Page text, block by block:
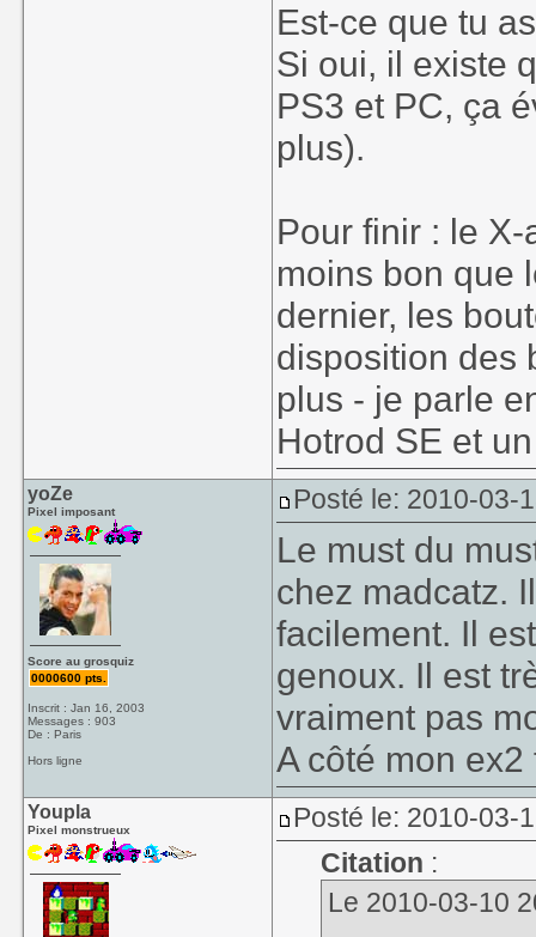
Est-ce que tu
Si oui, il existe
PS3 et PC, ça
plus).
Pour finir : le
moins bon que
dernier, les
disposition des
plus - je parle
Hotrod SE et
yoZe
Pixel imposant
Score au grosquiz
0000600 pts.
Inscrit : Jan 16, 2003
Messages : 903
De : Paris
Hors ligne
Posté le: 2010-03-
Le must du
chez madcatz.
facilement. Il
genoux. Il est
vraiment pas
A côté mon
Youpla
Pixel monstrueux
Posté le: 2010-03-
Citation :
Le 2010-03-10